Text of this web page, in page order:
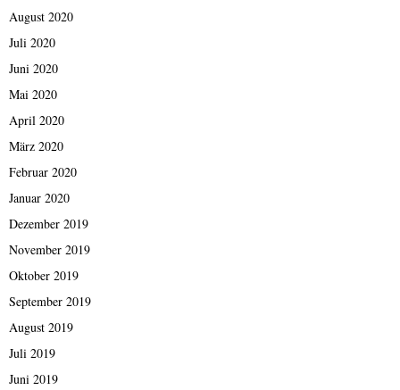
August 2020
Juli 2020
Juni 2020
Mai 2020
April 2020
März 2020
Februar 2020
Januar 2020
Dezember 2019
November 2019
Oktober 2019
September 2019
August 2019
Juli 2019
Juni 2019